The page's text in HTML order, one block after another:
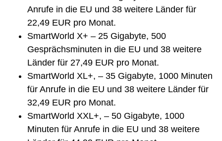
Anrufe in die EU und 38 weitere Länder für
22,49 EUR pro Monat.
SmartWorld X+ – 25 Gigabyte, 500
Gesprächsminuten in die EU und 38 weitere
Länder für 27,49 EUR pro Monat.
SmartWorld XL+, – 35 Gigabyte, 1000 Minuten
für Anrufe in die EU und 38 weitere Länder für
32,49 EUR pro Monat.
SmartWorld XXL+, – 50 Gigabyte, 1000
Minuten für Anrufe in die EU und 38 weitere